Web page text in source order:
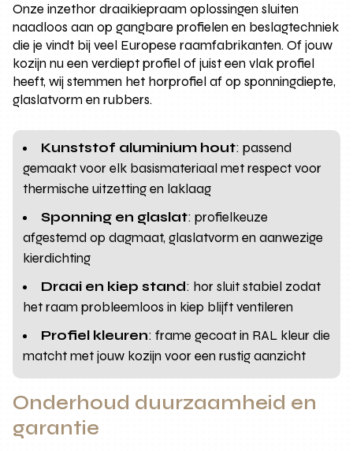
Onze inzethor draaikiepraam oplossingen sluiten
naadloos aan op gangbare profielen en beslagtechniek
die je vindt bij veel Europese raamfabrikanten. Of jouw
kozijn nu een verdiept profiel of juist een vlak profiel
heeft, wij stemmen het horprofiel af op sponningdiepte,
glaslatvorm en rubbers.
Kunststof aluminium hout: passend
gemaakt voor elk basismateriaal met respect voor
thermische uitzetting en laklaag
Sponning en glaslat: profielkeuze
afgestemd op dagmaat, glaslatvorm en aanwezige
kierdichting
Draai en kiep stand: hor sluit stabiel zodat
het raam probleemloos in kiep blijft ventileren
Profiel kleuren: frame gecoat in RAL kleur die
matcht met jouw kozijn voor een rustig aanzicht
Onderhoud duurzaamheid en
garantie